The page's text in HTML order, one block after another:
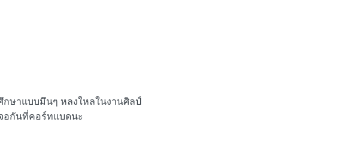
ษาแบบมึนๆ หลงใหลในงานศิลป์
จอกันที่คอร์ทแบดนะ